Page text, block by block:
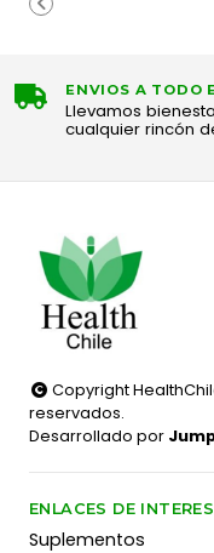
ENVIOS A TODO
Llevamos
cualquier rincón
Copyright
reservados.
Desarrollado por
ENLACES DE INTERES
Suplementos